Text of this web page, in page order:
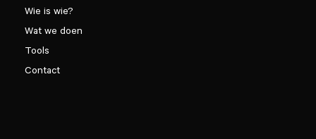
Wie is wie?
Wat we doen
Tools
Contact